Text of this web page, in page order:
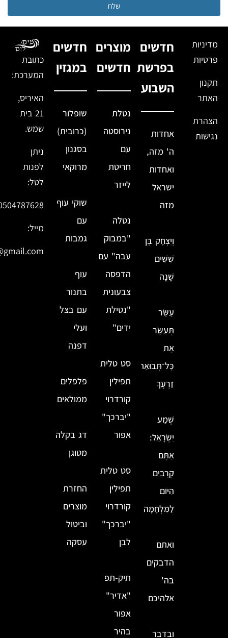
שלח
מדיניות
פרטיות
תקנון
האתר
הצהרת
נגישות
חדשים
בפרשת
השבוע
אחדות
ה' מזה,
ואחדות
ישראל
מזה
וְיִצְחָק בֶּן
שִׁשִּׁים
שָׁנָה
עַשֵּׂר
תְּעַשֵּׂר
אֵת
כׇּל־תְּבוּאַת
זַרְעֶךָ
שְׁמַע
יִשְׂרָאֵל:
אַתֶּם
קְרֵבִים
הַיּוֹם
לַמִּלְחָמָה
ואתם
הדבקים
בה'
אלהיכם
ובדבר
מוצרים
חדשים
נטלת
נירוסטה
עם
חריטת
לייזר
נטלה
"במבוק
עבה" עם
הדפסה
צבעונית
"נטילת
ידים"
סט טלית
תפילין
קורדרוי
"יברכך"
אפור
סט טלית
תפילין
קורדרוי
"יברכך"
לבן
תיק-תפ
"אדיר"
אפור
בהיר
חדשים
במגזין
שופלור
(כרובית)
בסגנון
מרוקאי
שוקי עוף
עם
גמבות
עוף
בתנור
עם בצל
ועלי
דפנה
פלפלים
ממולאים
דג בקלה
מטוגן
החזרת
מוצרים
וביטול
עסקה
כתובת
המערכת:
האיריס,
21 בית
שמש.
ניתן
לפנות
לטל:
מייל: